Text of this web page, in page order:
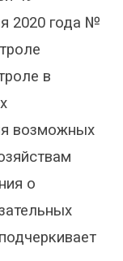
2020 года №
в
возможных
о